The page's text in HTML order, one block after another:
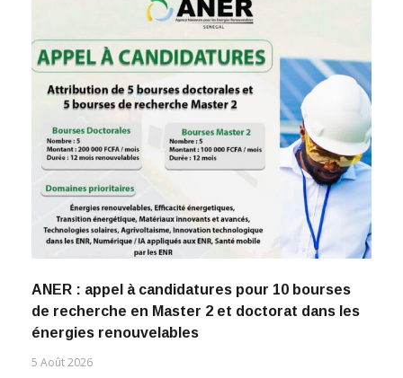
ANER : appel à candidatures pour 10 bourses
de recherche en Master 2 et doctorat dans les
énergies renouvelables
5 Août 2026